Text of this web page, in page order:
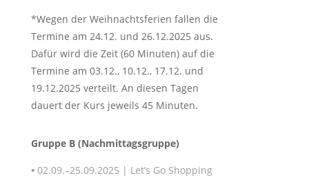
*Wegen der Weihnachtsferien fallen die
Termine am 24.12. und 26.12.2025 aus.
Dafür wird die Zeit (60 Minuten) auf die
Termine am 03.12., 10.12., 17.12. und
19.12.2025 verteilt. An diesen Tagen
dauert der Kurs jeweils 45 Minuten.
Gruppe B (Nachmittagsgruppe)
•02.09.–25.09.2025 | Let’s Go Shopping